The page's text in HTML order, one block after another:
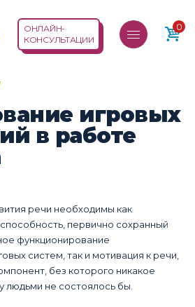
ОНЛАЙН-
КОНСУЛЬТАЦИИ
0
ДНПЦ
невролога
помощь
коррекция
и эмоций
обратная связь)
игровых
в работе
речи необходимы как
первично сохранный
функционирование
систем, так и мотивация к речи,
без которого никакое
людьми не состоялось бы.